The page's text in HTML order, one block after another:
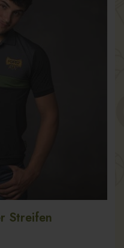
Streifen